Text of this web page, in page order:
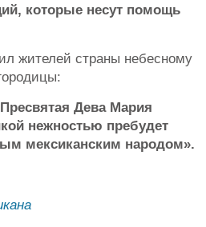
которые несут помощь
жителей страны небесному
Дева Мария
нежностью пребудет
мексиканским народом».